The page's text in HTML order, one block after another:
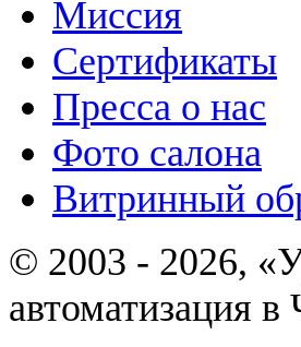
Миссия
Сертификаты
Пресса о нас
Фото салона
Витринный
© 2003 - 2026,
автоматизация в